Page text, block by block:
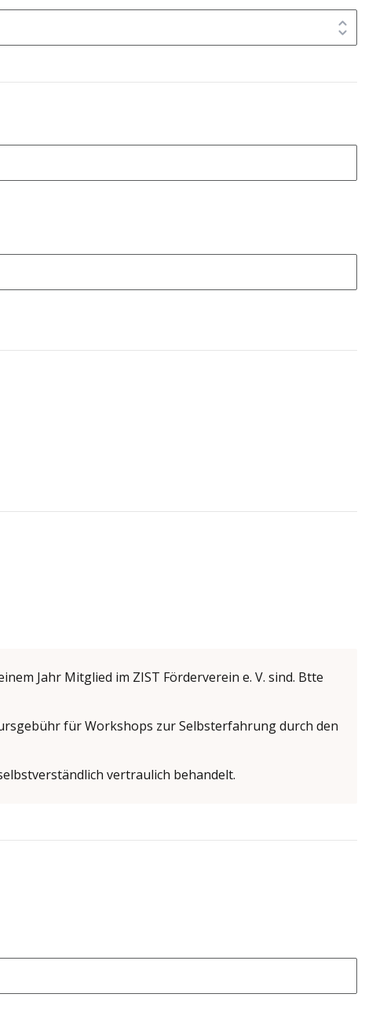
Jahr Mitglied im ZIST Förderverein e. V. sind. Btte
für Workshops zur Selbsterfahrung durch den
vertraulich behandelt.